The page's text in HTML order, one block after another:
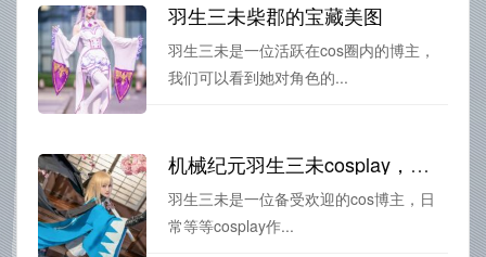
羽生三未柴郡的宝藏美图
羽生三未是一位活跃在cos圈内的博主，
我们可以看到她对角色的...
机械纪元羽生三未cosplay，完美还原角色倾情演绎
羽生三未是一位备受欢迎的cos博主，日
常等等cosplay作...